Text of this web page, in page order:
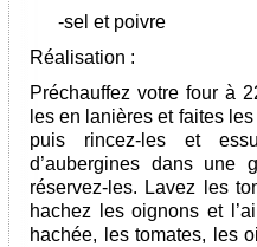
-sel et poivre
Réalisation :
Préchauffez votre four à
les en lanières et faites
puis rincez-les et
d’aubergines dans une
réservez-les. Lavez les
hachez les oignons et
hachée, les tomates, les